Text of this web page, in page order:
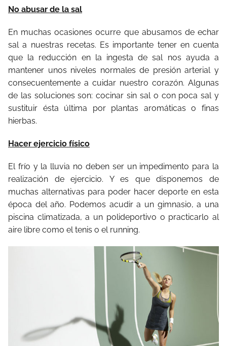
No abusar de la sal
En muchas ocasiones ocurre que abusamos de echar
sal a nuestras recetas. Es importante tener en cuenta
que la reducción en la ingesta de sal nos ayuda a
mantener unos niveles normales de presión arterial y
consecuentemente a cuidar nuestro corazón. Algunas
de las soluciones son: cocinar sin sal o con poca sal y
sustituir ésta última por plantas aromáticas o finas
hierbas.
Hacer ejercicio físico
El frío y la lluvia no deben ser un impedimento para la
realización de ejercicio. Y es que disponemos de
muchas alternativas para poder hacer deporte en esta
época del año. Podemos acudir a un gimnasio, a una
piscina climatizada, a un polideportivo o practicarlo al
aire libre como el tenis o el running.